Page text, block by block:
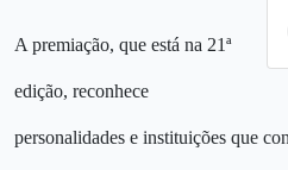
A premiação, que está na 21ª
edição, reconhece
personalidades e instituições que